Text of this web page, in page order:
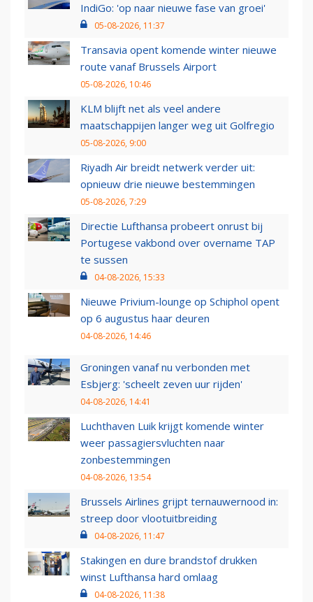
IndiGo: 'op naar nieuwe fase van groei'
05-08-2026, 11:37
Transavia opent komende winter nieuwe
route vanaf Brussels Airport
05-08-2026, 10:46
KLM blijft net als veel andere
maatschappijen langer weg uit Golfregio
05-08-2026, 9:00
Riyadh Air breidt netwerk verder uit:
opnieuw drie nieuwe bestemmingen
05-08-2026, 7:29
Directie Lufthansa probeert onrust bij
Portugese vakbond over overname TAP
te sussen
04-08-2026, 15:33
Nieuwe Privium-lounge op Schiphol opent
op 6 augustus haar deuren
04-08-2026, 14:46
Groningen vanaf nu verbonden met
Esbjerg: 'scheelt zeven uur rijden'
04-08-2026, 14:41
Luchthaven Luik krijgt komende winter
weer passagiersvluchten naar
zonbestemmingen
04-08-2026, 13:54
Brussels Airlines grijpt ternauwernood in:
streep door vlootuitbreiding
04-08-2026, 11:47
Stakingen en dure brandstof drukken
winst Lufthansa hard omlaag
04-08-2026, 11:38